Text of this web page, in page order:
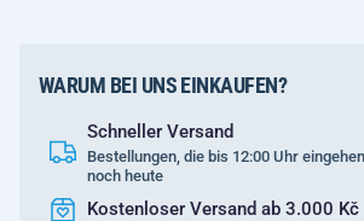
WARUM BEI UNS EINKAUFEN?
Schneller Versand
Bestellungen, die bis 12:00 Uhr
noch heute
Kostenloser Versand ab 3.000 Kč